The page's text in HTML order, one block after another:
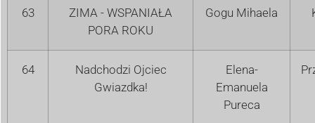
63
ZIMA - WSPANIAŁA
PORA ROKU
Gogu Mihaela
64
Nadchodzi Ojciec
Gwiazdka!
Elena-
Emanuela
Pureca